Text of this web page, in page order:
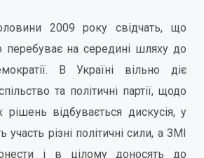
2009 року свідчать, що
перебуває на середині шляху до
В Україні вільно діє
та політичні партії, щодо
рішень відбувається дискусія, у
участь різні політичні сили, а ЗМІ
і в цілому доносять до